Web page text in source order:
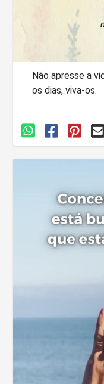
Não apresse a
os dias, viva-os.